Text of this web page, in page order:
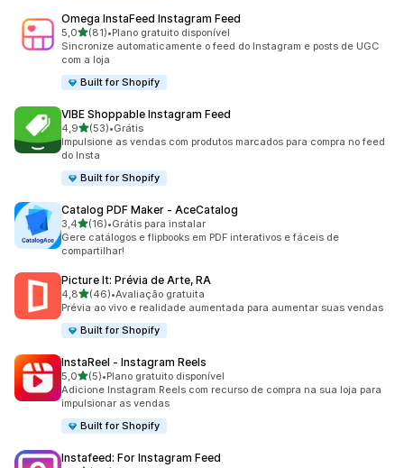
Omega InstaFeed Instagram Feed
5,0de 5 estrelas
(81)
81 avaliações ao todo
•Plano gratuito disponível
Sincronize automaticamente o feed do Instagram e posts de UGC
com a loja
Built for Shopify
VIBE Shoppable Instagram Feed
4,9de 5 estrelas
(53)
53 avaliações ao todo
•Grátis
Impulsione as vendas com produtos marcados para compra no feed
do Insta
Built for Shopify
Catalog PDF Maker ‑ AceCatalog
3,4de 5 estrelas
(16)
16 avaliações ao todo
•Grátis para instalar
Gere catálogos e flipbooks em PDF interativos e fáceis de
compartilhar!
Picture It: Prévia de Arte, RA
4,8de 5 estrelas
(46)
46 avaliações ao todo
•Avaliação gratuita
Prévia ao vivo e realidade aumentada para aumentar suas vendas
Built for Shopify
InstaReel ‑ Instagram Reels
5,0de 5 estrelas
(5)
5 avaliações ao todo
•Plano gratuito disponível
Adicione Instagram Reels com recurso de compra na sua loja para
impulsionar as vendas
Built for Shopify
Instafeed: For Instagram Feed